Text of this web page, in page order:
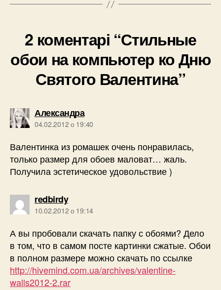
2 коментарі “Стильные
обои на компьютер ко Дню
Святого Валентина”
Александраговорить:
04.02.2012 о 19:40
Валентинка из ромашек очень понравилась,
только размер для обоев маловат… жаль.
Получила эстетическое удовольствие )
redbirdyговорить:
10.02.2012 о 19:14
А вы пробовали скачать папку с обоями? Дело
в том, что в самом посте картинки сжатые. Обои
в полном размере можно скачать по ссылке
http://hivemind.com.ua/archives/valentine-
walls2012-2.rar